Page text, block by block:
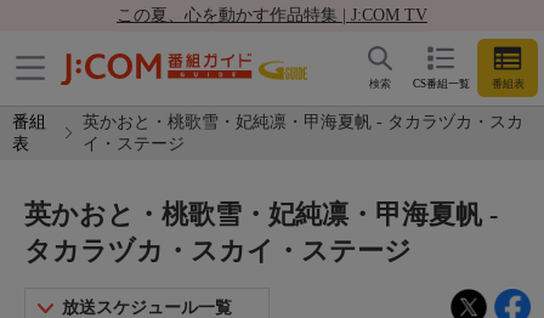
この夏、心を動かす作品特集 | J:COM TV
CS番組一覧 番組表
検索
番組
表
英かおと・桃歌雪・妃純凛・甲海夏帆 - タカラヅカ・スカ
イ・ステージ
英かおと・桃歌雪・妃純凛・甲海夏帆 -
タカラヅカ・スカイ・ステージ
放送スケジュール一覧